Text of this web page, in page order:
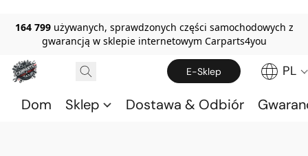
164 799 używanych, sprawdzonych części samochodowych z
gwarancją w sklepie internetowym Carparts4you
E-Sklep PL
Dom Sklep Dostawa & Odbiór